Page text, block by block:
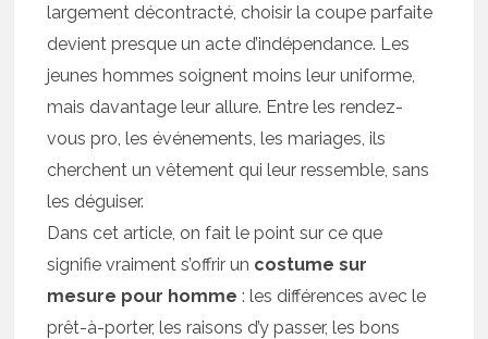
largement décontracté, choisir la coupe parfaite
devient presque un acte d’indépendance. Les
jeunes hommes soignent moins leur uniforme,
mais davantage leur allure. Entre les rendez-
vous pro, les événements, les mariages, ils
cherchent un vêtement qui leur ressemble, sans
les déguiser.
Dans cet article, on fait le point sur ce que
signifie vraiment s’offrir un costume sur
mesure pour homme : les différences avec le
prêt-à-porter, les raisons d’y passer, les bons